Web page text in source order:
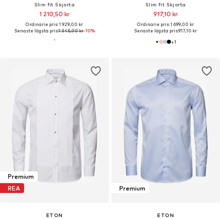
Slim fit Skjorta
1 210,50 kr
Ordinarie pris: 1 929,00 kr
Senaste lägsta pris:1 345,00 kr-10%
Slim fit Skjorta
917,10 kr
Ordinarie pris: 1 699,00 kr
Senaste lägsta pris:917,10 kr
+1
Premium
REA
ETON
Premium
ETON